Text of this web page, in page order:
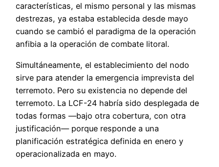
características, el mismo personal y las mismas
destrezas, ya estaba establecida desde mayo
cuando se cambió el paradigma de la operación
anfibia a la operación de combate litoral.
Simultáneamente, el establecimiento del nodo
sirve para atender la emergencia imprevista del
terremoto. Pero su existencia no depende del
terremoto. La LCF-24 habría sido desplegada de
todas formas —bajo otra cobertura, con otra
justificación— porque responde a una
planificación estratégica definida en enero y
operacionalizada en mayo.